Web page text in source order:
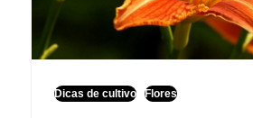
Dicas de cultivo Flores